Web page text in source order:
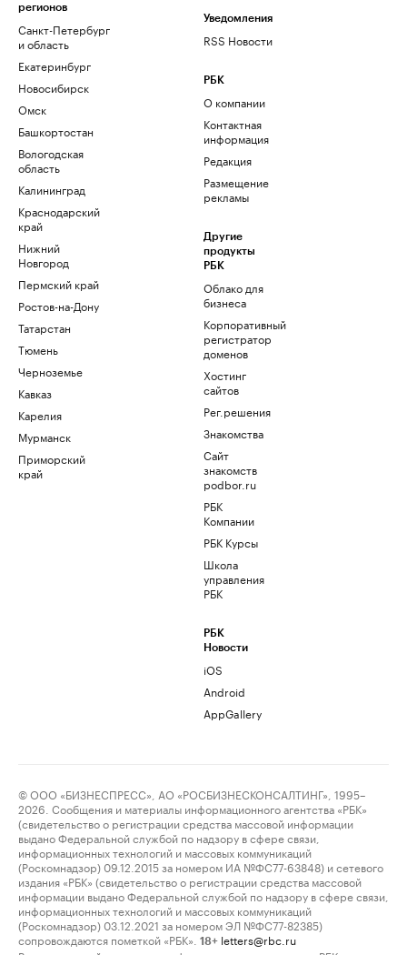
регионов
Санкт-Петербург
и область
Екатеринбург
Новосибирск
Омск
Башкортостан
Вологодская
область
Калининград
Краснодарский
край
Нижний
Новгород
Пермский край
Ростов-на-Дону
Татарстан
Тюмень
Черноземье
Кавказ
Карелия
Мурманск
Приморский
край
Уведомления
RSS Новости
РБК
О компании
Контактная
информация
Редакция
Размещение
рекламы
Другие
продукты
РБК
Облако для
бизнеса
Корпоративный
регистратор
доменов
Хостинг
сайтов
Рег.решения
Знакомства
Сайт
знакомств
podbor.ru
РБК
Компании
РБК Курсы
Школа
управления
РБК
РБК
Новости
iOS
Android
AppGallery
© ООО «БИЗНЕСПРЕСС», АО «РОСБИЗНЕСКОНСАЛТИНГ», 1995–
2026. Сообщения и материалы информационного агентства «РБК»
(свидетельство о регистрации средства массовой информации
выдано Федеральной службой по надзору в сфере связи,
информационных технологий и массовых коммуникаций
(Роскомнадзор) 09.12.2015 за номером ИА №ФС77-63848) и сетевого
издания «РБК» (свидетельство о регистрации средства массовой
информации выдано Федеральной службой по надзору в сфере связи,
информационных технологий и массовых коммуникаций
(Роскомнадзор) 03.12.2021 за номером ЭЛ №ФС77-82385)
сопровождаются пометкой «РБК».
18+ letters@rbc.ru